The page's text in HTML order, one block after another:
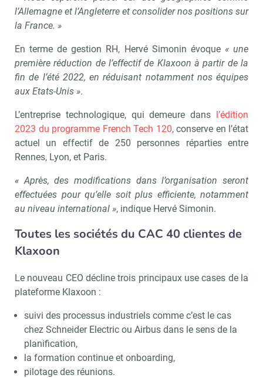
l’Allemagne et l’Angleterre et consolider nos positions sur
la France. »
En terme de gestion RH, Hervé Simonin évoque« une
première réduction de l’effectif de Klaxoon à partir de la
fin de l’été 2022, en réduisant notamment nos équipes
aux Etats-Unis ».
L’entreprise technologique, qui demeure dans l’édition
2023 du programme French Tech 120, conserve en l’état
actuel un effectif de 250 personnes réparties entre
Rennes, Lyon, et Paris.
« Après, des modifications dans l’organisation seront
effectuées pour qu’elle soit plus efficiente, notamment
au niveau international », indique Hervé Simonin.
Toutes les sociétés du CAC 40 clientes de
Klaxoon
Le nouveau CEO décline trois principaux use cases de la
plateforme Klaxoon :
suivi des processus industriels comme c’est le cas
chez Schneider Electric ou Airbus dans le sens de la
planification,
la formation continue et onboarding,
pilotage des réunions.
Recevoir RH MatinAbonnez-
Non merci, je reçois déjà
!
tard